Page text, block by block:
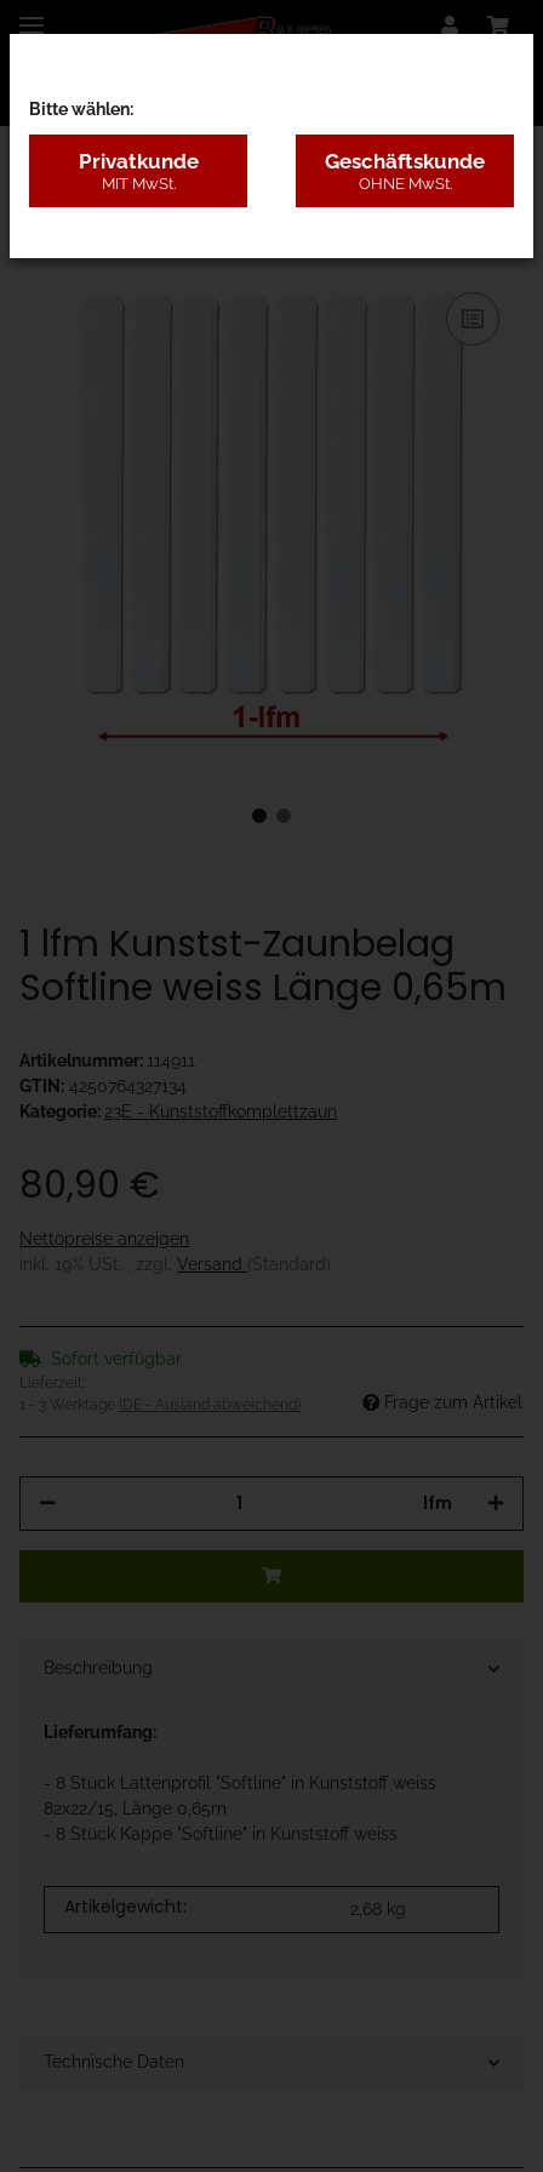
23E - Kunststoffkomplettzaun
1 lfm Kunstst-Zaunbelag
Softline weiss Länge 0,65m
Artikelnummer: 114911
GTIN: 4250764327134
Kategorie: 23E - Kunststoffkomplettzaun
80,90 €
Nettopreise anzeigen
inkl. 19% USt. , zzgl. Versand (Standard)
Sofort verfügbar
Lieferzeit:
1 - 3 Werktage
(DE - Ausland abweichend) Frage zum Artikel
lfm
Beschreibung
Lieferumfang:
- 8 Stück Lattenprofil "Softline" in Kunststoff weiss
82x22/15, Länge 0,65m
- 8 Stück Kappe "Softline" in Kunststoff weiss
Artikelgewicht: 2,68 kg
Technische Daten
Bitte wählen:
Privatkunde
MIT MwSt.
Geschäftskunde
OHNE MwSt.